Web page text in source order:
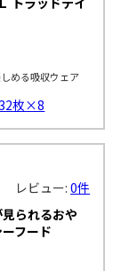
める吸収ウェア
枚×8
レビュー:0件
られるおや
フード